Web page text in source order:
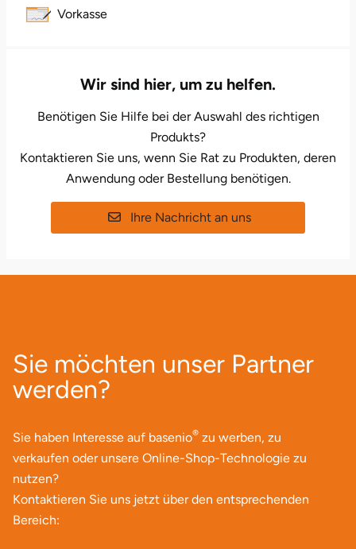
Vorkasse
Wir sind hier, um zu helfen.
Benötigen Sie Hilfe bei der Auswahl des richtigen
Produkts?
Kontaktieren Sie uns, wenn Sie Rat zu Produkten, deren
Anwendung oder Bestellung benötigen.
Ihre Nachricht an uns
Sie möchten unser Partner
werden?
Sie haben Interesse auf basenio® zu werben, zu
verkaufen oder unsere Online-Shop-Technologie zu
nutzen?
Kontaktieren Sie uns jetzt über den entsprechenden
Bereich:
Kempten
Langenselbold
Leutkirch
Ludwigslust-Parchim